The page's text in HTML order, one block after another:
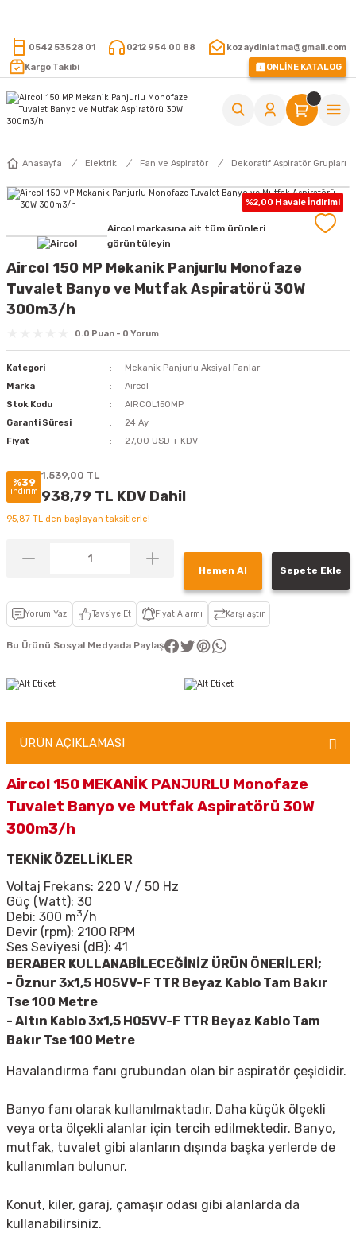
0542 535 28 01 0212 954 00 88
kozaydinlatma@gmail.com
Kargo Takibi
ONLİNE KATALOG
Anasayfa Elektrik Fan ve Aspiratör Dekoratif Aspiratör Grupları
%2,00 Havale İndirimi
Aircol markasına ait tüm ürünleri
görüntüleyin
Aircol 150 MP Mekanik Panjurlu Monofaze
Tuvalet Banyo ve Mutfak Aspiratörü 30W
300m3/h
0.0 Puan - 0 Yorum
Kategori
Mekanik Panjurlu Aksiyal Fanlar
Marka
Aircol
Stok Kodu
AIRCOL150MP
Garanti Süresi
24 Ay
Fiyat
27,00 USD + KDV
%39
indirim
1.539,00 TL
938,79 TL KDV Dahil
95,87 TL den başlayan taksitlerle!
Hemen Al Sepete Ekle
Yorum Yaz Tavsiye Et Fiyat Alarmı Karşılaştır
Bu Ürünü Sosyal Medyada Paylaş
ÜRÜN AÇIKLAMASI
Aircol 150 MEKANİK PANJURLU Monofaze
Tuvalet Banyo ve Mutfak Aspiratörü 30W
300m3/h
TEKNİK ÖZELLİKLER
Voltaj Frekans: 220 V / 50 Hz
Güç (Watt): 30
Debi: 300 m3/h
Devir (rpm): 2100 RPM
Ses Seviyesi (dB): 41
BERABER KULLANABİLECEĞİNİZ ÜRÜN ÖNERİLERİ;
- Öznur 3x1,5 H05VV-F TTR Beyaz Kablo Tam Bakır
Tse 100 Metre
- Altın Kablo 3x1,5 H05VV-F TTR Beyaz Kablo Tam
Bakır Tse 100 Metre
Havalandırma fanı grubundan olan bir aspiratör çeşididir.
Banyo fanı olarak kullanılmaktadır. Daha küçük ölçekli
veya orta ölçekli alanlar için tercih edilmektedir. Banyo,
mutfak, tuvalet gibi alanların dışında başka yerlerde de
kullanımları bulunur.
Konut, kiler, garaj, çamaşır odası gibi alanlarda da
kullanabilirsiniz.